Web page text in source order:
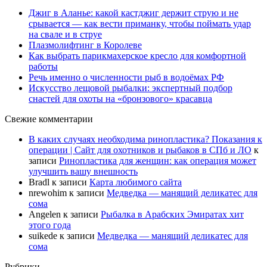
Джиг в Аланье: какой кастджиг держит струю и не
срывается — как вести приманку, чтобы поймать удар
на свале и в струе
Плазмолифтинг в Королеве
Как выбрать парикмахерское кресло для комфортной
работы
Речь именно о численности рыб в водоёмах РФ
Искусство лещовой рыбалки: экспертный подбор
снастей для охоты на «бронзового» красавца
Свежие комментарии
В каких случаях необходима ринопластика? Показания к
операции | Сайт для охотников и рыбаков в СПб и ЛО к
записи Ринопластика для женщин: как операция может
улучшить вашу внешность
Bradl к записи Карта любимого сайта
nrewohim к записи Медведка — манящий деликатес для
сома
Angelen к записи Рыбалка в Арабских Эмиратах хит
этого года
suikede к записи Медведка — манящий деликатес для
сома